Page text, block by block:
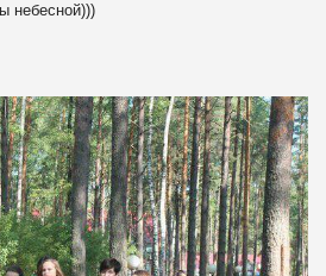
небесной)))